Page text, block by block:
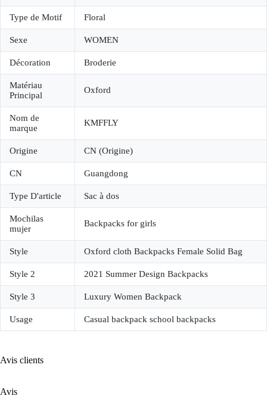
Type de Motif Floral
Sexe WOMEN
Décoration Broderie
Matériau
Principal
Oxford
Nom de
marque
KMFFLY
Origine CN (Origine)
CN Guangdong
Type D'article Sac à dos
Mochilas
mujer
Backpacks for girls
Style Oxford cloth Backpacks Female Solid Bag
Style 2 2021 Summer Design Backpacks
Style 3 Luxury Women Backpack
Usage Casual backpack school backpacks
Avis clients
Avis